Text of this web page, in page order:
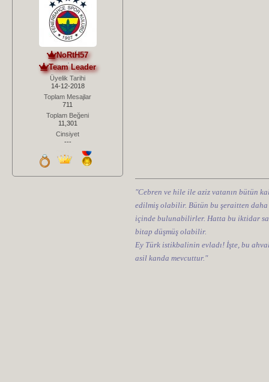
NoRtH57
Team Leader
Üyelik Tarihi
14-12-2018
Toplam Mesajlar
711
Toplam Beğeni
11,301
Cinsiyet
---
"Cebren ve hile ile aziz vatanın bütün
edilmiş olabilir. Bütün bu şeraitten
içinde bulunabilirler. Hatta bu iktidar
bitap düşmüş olabilir.
Ey Türk istikbalinin evladı! İşte, bu
asil kanda mevcuttur."